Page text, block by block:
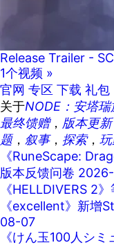
Release Trailer - SC
1个视频 »
官网 专区 下载 礼包
关于NODE：安塔
最终馈赠， 版本更新
题， 叙事， 探索，
《RuneScape:
版本反馈问卷
《HELLDIVERS 2
《excellent》新增
08-07
《けん玉100人シ